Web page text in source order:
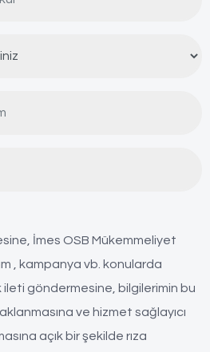
İmes OSB Mükemmeliyet
, kampanya vb. konularda
göndermesine, bilgilerimin bu
ve hizmet sağlayıcı
açık bir şekilde rıza